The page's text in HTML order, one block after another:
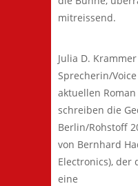
mitreissend.
Julia D.
Sprecherin/
aktuellen
schreiben die
Berlin/Rohstoff
von Bernhard
Electronics), der
eine